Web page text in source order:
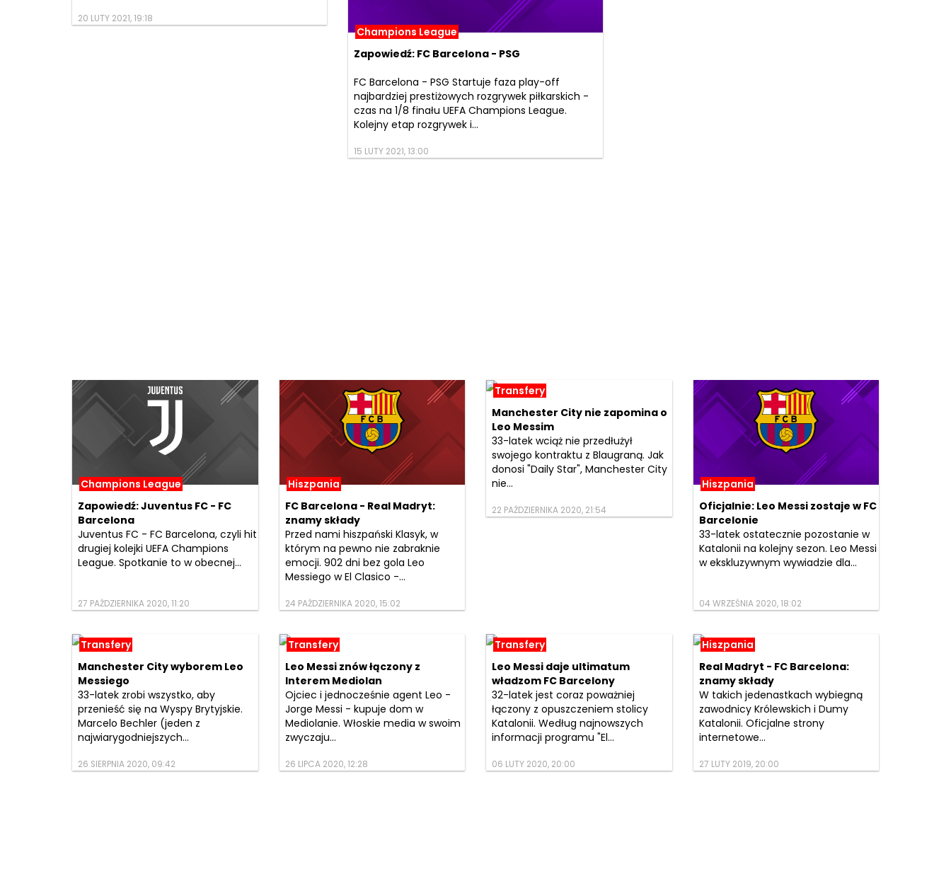
20 LUTY 2021, 19:18
Champions League
Zapowiedź: FC Barcelona - PSG
FC Barcelona - PSG Startuje faza play-off
najbardziej prestiżowych rozgrywek piłkarskich -
czas na 1/8 finału UEFA Champions League.
Kolejny etap rozgrywek i...
15 LUTY 2021, 13:00
Champions League
Zapowiedź: Juventus FC - FC
Barcelona
Juventus FC - FC Barcelona, czyli hit
drugiej kolejki UEFA Champions
League. Spotkanie to w obecnej...
27 PAŹDZIERNIKA 2020, 11:20
Hiszpania
FC Barcelona - Real Madryt:
znamy składy
Przed nami hiszpański Klasyk, w
którym na pewno nie zabraknie
emocji. 902 dni bez gola Leo
Messiego w El Clasico -...
24 PAŹDZIERNIKA 2020, 15:02
Transfery
Manchester City nie zapomina o
Leo Messim
33-latek wciąż nie przedłużył
swojego kontraktu z Blaugraną. Jak
donosi "Daily Star", Manchester City
nie...
22 PAŹDZIERNIKA 2020, 21:54
Hiszpania
Oficjalnie: Leo Messi zostaje w FC
Barcelonie
33-latek ostatecznie pozostanie w
Katalonii na kolejny sezon. Leo Messi
w ekskluzywnym wywiadzie dla...
04 WRZEŚNIA 2020, 18:02
Transfery
Manchester City wyborem Leo
Messiego
33-latek zrobi wszystko, aby
przenieść się na Wyspy Brytyjskie.
Marcelo Bechler (jeden z
najwiarygodniejszych...
26 SIERPNIA 2020, 09:42
Transfery
Leo Messi znów łączony z
Interem Mediolan
Ojciec i jednocześnie agent Leo -
Jorge Messi - kupuje dom w
Mediolanie. Włoskie media w swoim
zwyczaju...
26 LIPCA 2020, 12:28
Transfery
Leo Messi daje ultimatum
władzom FC Barcelony
32-latek jest coraz poważniej
łączony z opuszczeniem stolicy
Katalonii. Według najnowszych
informacji programu "El...
06 LUTY 2020, 20:00
Hiszpania
Real Madryt - FC Barcelona:
znamy składy
W takich jedenastkach wybiegną
zawodnicy Królewskich i Dumy
Katalonii. Oficjalne strony
internetowe...
27 LUTY 2019, 20:00